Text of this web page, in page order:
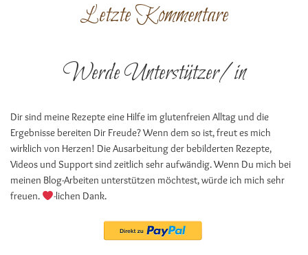
Letzte Kommentare
Werde Unterstützer/in
Dir sind meine Rezepte eine Hilfe im glutenfreien Alltag und die
Ergebnisse bereiten Dir Freude? Wenn dem so ist, freut es mich
wirklich von Herzen! Die Ausarbeitung der bebilderten Rezepte,
Videos und Support sind zeitlich sehr aufwändig. Wenn Du mich bei
meinen Blog-Arbeiten unterstützen möchtest, würde ich mich sehr
freuen.
-lichen Dank.